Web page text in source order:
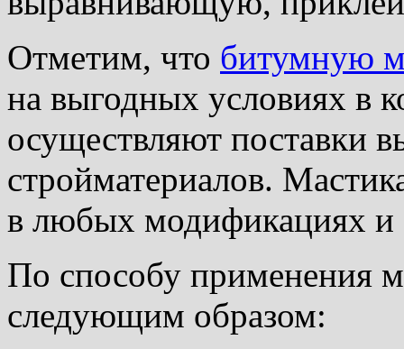
Отметим, что битумную
на выгодных условиях в
осуществляют поставки
стройматериалов.
в любых модификациях и
По способу применения
следующим образом: